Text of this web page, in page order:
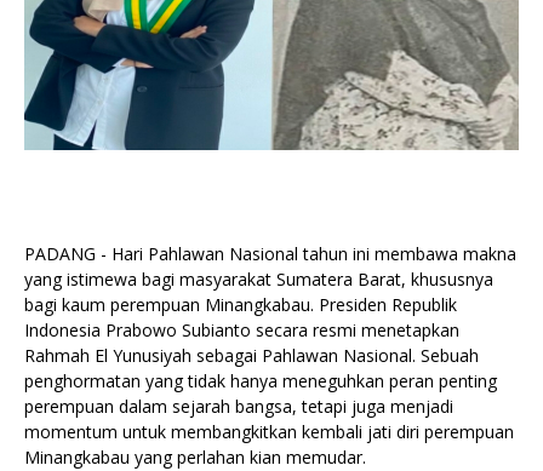
PADANG - Hari Pahlawan Nasional tahun ini membawa makna
yang istimewa bagi masyarakat Sumatera Barat, khususnya
bagi kaum perempuan Minangkabau. Presiden Republik
Indonesia Prabowo Subianto secara resmi menetapkan
Rahmah El Yunusiyah sebagai Pahlawan Nasional. Sebuah
penghormatan yang tidak hanya meneguhkan peran penting
perempuan dalam sejarah bangsa, tetapi juga menjadi
momentum untuk membangkitkan kembali jati diri perempuan
Minangkabau yang perlahan kian memudar.